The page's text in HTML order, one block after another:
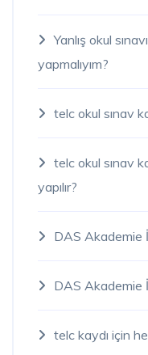
Yanlış okul
yapmalıyım?
telc okul sınav
telc okul sınav
yapılır?
DAS Akademie
DAS Akademie
telc kaydı için